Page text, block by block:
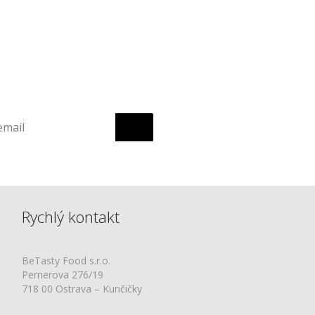
Rychlý kontakt
BeTasty Food s.r.o.
Pernerova 276/19
718 00 Ostrava – Kunčičky